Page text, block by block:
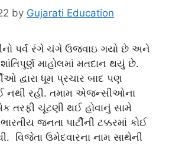
by Gujarati Education
પર્વ રંગે ચંગે ઉજવાઇ ગયો છે અને
માહોલમાં મતદાન થયું છે.
દ્વારા ધૂમ પ્રચાર બાદ પણ
નથી રહી. તમામ એજન્સીઓના
તરફી ચૂંટણી થઈ હોવાનું સામે
જનતા પાર્ટીની ટક્કરમાં કોઈ
વિજેતા ઉમેદવારના નામ સાથેની